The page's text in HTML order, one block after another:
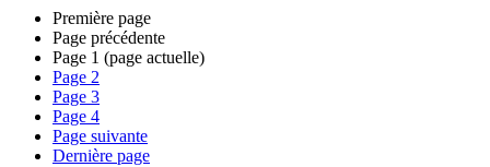
Première page
Page précédente
Page 1 (page actuelle)
Page 2
Page 3
Page 4
Page suivante
Dernière page